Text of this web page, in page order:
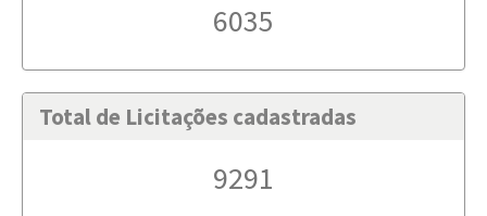
6035
Total de Licitações cadastradas
9291